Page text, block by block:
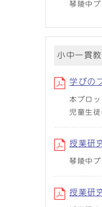
琴陵中
小中一貫
学びの
本ブロ
児童生
授業研
琴陵中
授業研